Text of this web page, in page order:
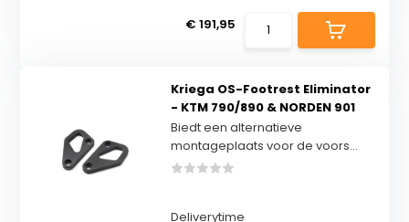
€ 191,95
Kriega OS-Footrest Eliminator
- KTM 790/890 & NORDEN 901
Biedt een alternatieve
montageplaats voor de voors...
Deliverytime